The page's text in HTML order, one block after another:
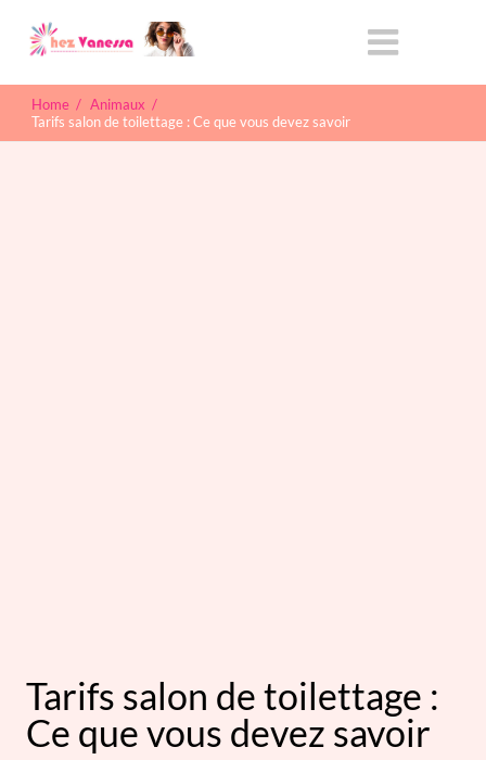
Home / Animaux /
Tarifs salon de toilettage : Ce que vous devez savoir
Tarifs salon de toilettage :
Ce que vous devez savoir